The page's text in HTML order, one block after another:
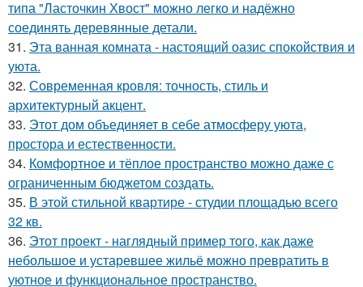
типа "Ласточкин Хвост" можно легко и надёжно
соединять деревянные детали.
31. Эта ванная комната - настоящий оазис спокойствия и
уюта.
32. Современная кровля: точность, стиль и
архитектурный акцент.
33. Этот дом объединяет в себе атмосферу уюта,
простора и естественности.
34. Комфортное и тёплое пространство можно даже с
ограниченным бюджетом создать.
35. В этой стильной квартире - студии площадью всего
32 кв.
36. Этот проект - наглядный пример того, как даже
небольшое и устаревшее жильё можно превратить в
уютное и функциональное пространство.